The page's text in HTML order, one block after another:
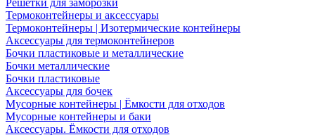
Решётки для заморозки
Термоконтейнеры и аксессуары
Термоконтейнеры | Изотермические контейнеры
Аксессуары для термоконтейнеров
Бочки пластиковые и металлические
Бочки металлические
Бочки пластиковые
Аксессуары для бочек
Мусорные контейнеры | Ёмкости для отходов
Мусорные контейнеры и баки
Аксессуары. Ёмкости для отходов